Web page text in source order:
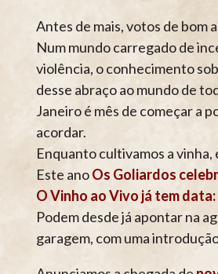
Antes de mais, votos de bom
Num mundo carregado de
violência, o conhecimento
desse abraço ao mundo de
Janeiro é mês de começar a
acordar.
Enquanto cultivamos a
Este anoOs Goliardos
O Vinho ao Vivo já tem data:
Podem desde já apontar na
garagem, com uma